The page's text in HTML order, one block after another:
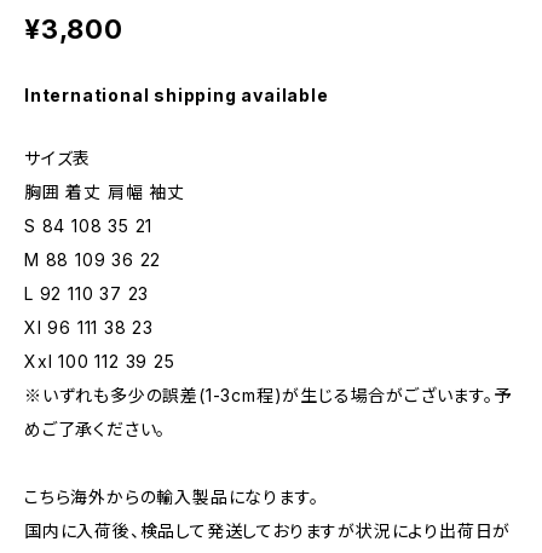
¥3,800
International shipping available
サイズ表
胸囲 着丈 肩幅 袖丈
S 84 108 35 21
M 88 109 36 22
L 92 110 37 23
Xl 96 111 38 23
Xxl 100 112 39 25
※いずれも多少の誤差(1-3cm程)が生じる場合がございます。予
めご了承ください。
こちら海外からの輸入製品になります。
国内に入荷後、検品して発送しておりますが状況により出荷日が